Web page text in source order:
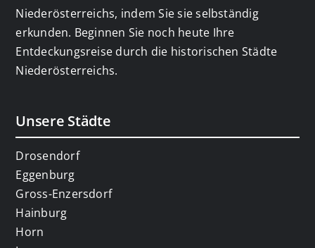
Niederösterreichs, indem Sie sie selbständig
erkunden. Beginnen Sie noch heute Ihre
Entdeckungsreise durch die historischen Städte
Niederösterreichs.
Unsere Städte
Drosendorf
Eggenburg
Gross-Enzersdorf
Hainburg
Horn